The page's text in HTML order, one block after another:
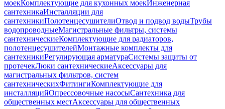
моекКомплектующие для кухонных моекИнженерная
сантехникаИнсталляции для
сантехникиПолотенцесушителиОтвод и подвод водыТрубы
водопроводныеМагистральные фильтры, системы
сантехническиеКомплектующие для радиаторов,
полотенцесушителейМонтажные комплекты для
сантехникиРегулирующая арматураСистемы защиты от
протечекЛюки сантехническиеАксессуары для
магистральных фильтров, систем
сантехническихФитингиКомплектующие для
инсталляцийОпрессовочные насосыСантехника для
общественных местАксессуары для общественных